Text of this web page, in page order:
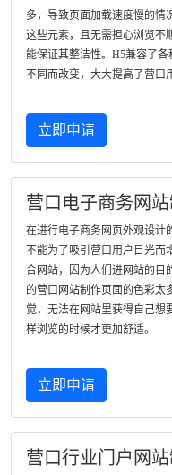
多，导致页面加载速度慢的情
这些元素，且无需担心浏览不
能保证其整洁性。H5兼容了
不同而改变，大大提高了营口
立即申请
营口电子商务网
在进行电子商务网页外观设计
不能为了吸引营口用户目光而
合网站，因为人们进网站的目
的营口网站制作页面的色彩太
觉，无法在网站里获得自己想
样浏览的时候才更加舒适。
立即申请
营口行业门户网